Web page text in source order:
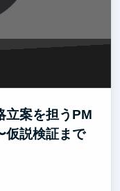
立案を担うPM
仮説検証まで